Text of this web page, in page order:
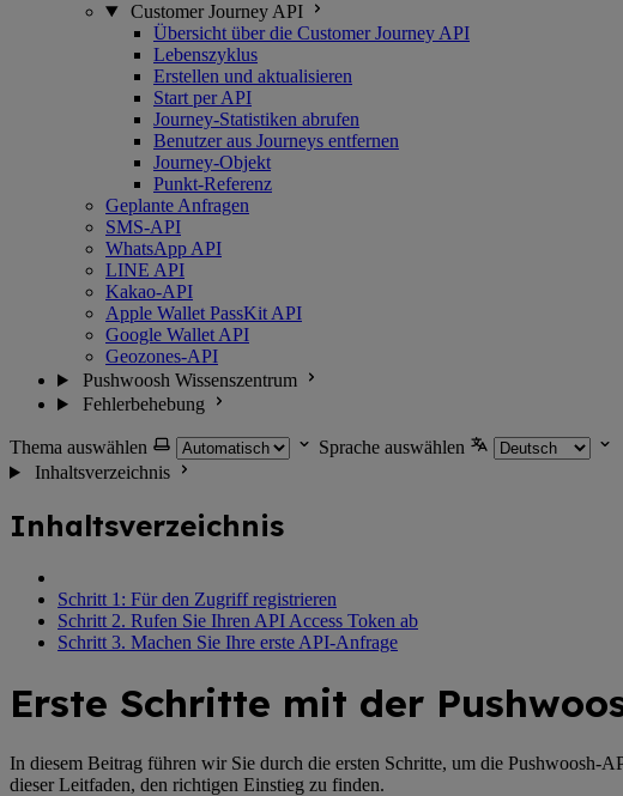
Customer Journey API
Übersicht über die Customer Journey API
Lebenszyklus
Erstellen und aktualisieren
Start per API
Journey-Statistiken abrufen
Benutzer aus Journeys entfernen
Journey-Objekt
Punkt-Referenz
Geplante Anfragen
SMS-API
WhatsApp API
LINE API
Kakao-API
Apple Wallet PassKit API
Google Wallet API
Geozones-API
Pushwoosh Wissenszentrum
Fehlerbehebung
Thema auswählen
Sprache auswählen
Inhaltsverzeichnis
Inhaltsverzeichnis
Schritt 1: Für den Zugriff registrieren
Schritt 2. Rufen Sie Ihren API Access Token ab
Schritt 3. Machen Sie Ihre erste API-Anfrage
Erste Schritte mit der
In diesem Beitrag führen wir Sie durch die ersten Schritte, um die Pushwoosh-
dieser Leitfaden, den richtigen Einstieg zu finden.